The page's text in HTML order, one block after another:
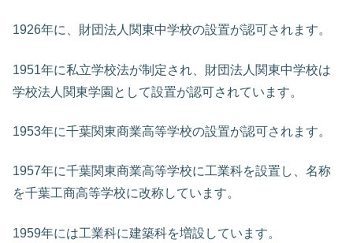
1926年に、財団法人関東中学校の設置が認可されます。
1951年に私立学校法が制定され、財団法人関東中学校は
学校法人関東学園として設置が認可されています。
1953年に千葉関東商業高等学校の設置が認可されます。
1957年に千葉関東商業高等学校に工業科を設置し、名称
を千葉工商高等学校に改称しています。
1959年には工業科に建築科を増設しています。